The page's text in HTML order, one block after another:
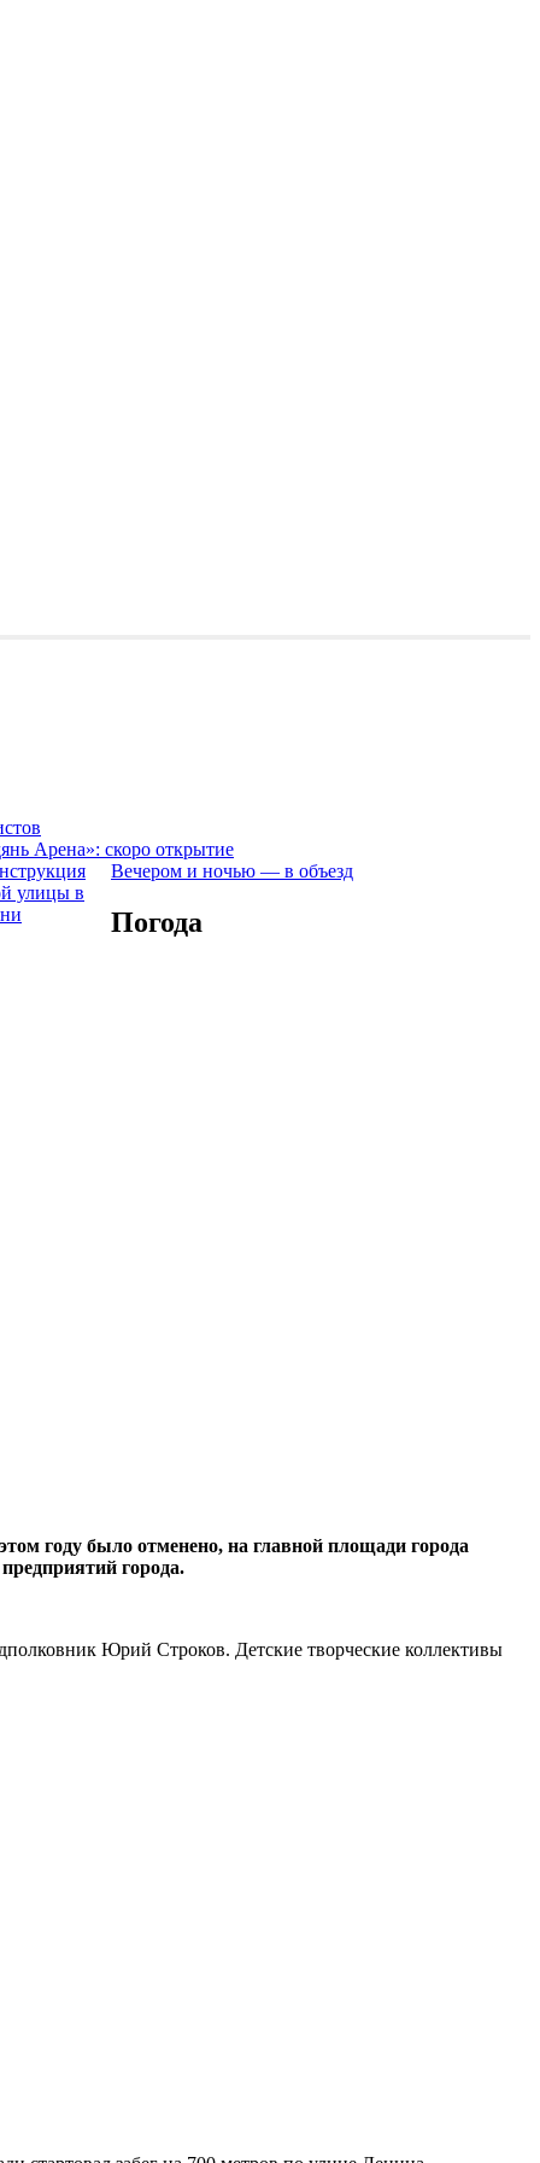
Арена»: скоро открытие
Вечером и ночью — в объезд
Погода
году было отменено, на главной площади города
города.
Юрий Строков. Детские творческие коллективы